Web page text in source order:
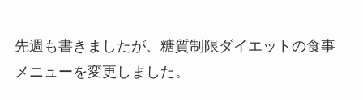
先週も書きましたが、糖質制限ダイエットの食事
メニューを変更しました。